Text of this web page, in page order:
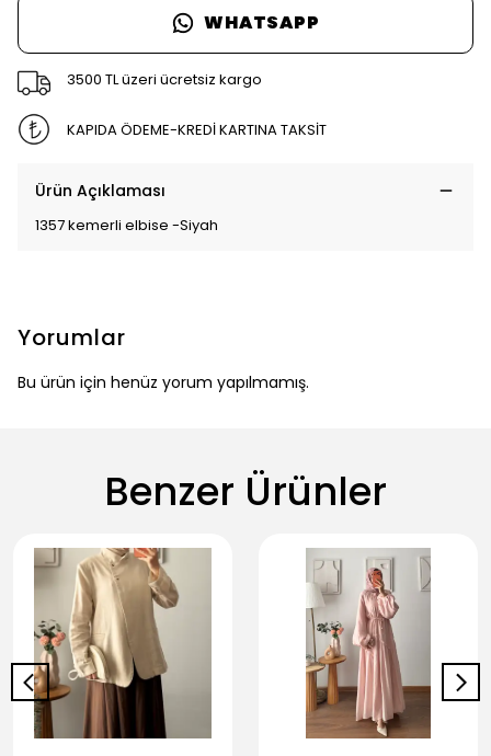
WHATSAPP
3500 TL üzeri ücretsiz kargo
KAPIDA ÖDEME-KREDİ KARTINA TAKSİT
Ürün Açıklaması
1357 kemerli elbise -Siyah
Yorumlar
Bu ürün için henüz yorum yapılmamış.
Benzer Ürünler